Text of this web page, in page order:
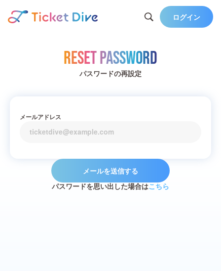
ログイン
Reset Password
パスワードの再設定
メールアドレス
メールを送信する
パスワードを思い出した場合はこちら